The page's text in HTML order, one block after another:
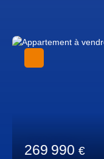
269 990 €